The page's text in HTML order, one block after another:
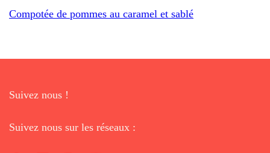
Compotée de pommes au caramel et sablé
Suivez nous !
Suivez nous sur les réseaux :